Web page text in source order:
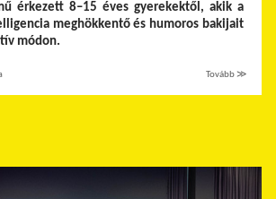
érkezett 8–15 éves gyerekektől, akik a
meghökkentő és humoros bakijait
módon.
Tovább ≫